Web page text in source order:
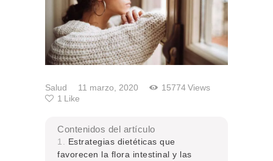
Salud 11 marzo, 2020 15774Views
1 Like
Contenidos del artículo
Estrategias dietéticas que
favorecen la flora intestinal y las